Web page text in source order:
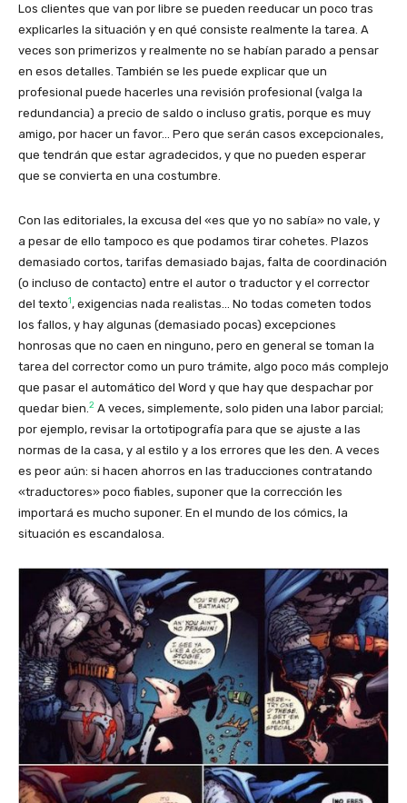
Los clientes que van por libre se pueden reeducar un poco tras
explicarles la situación y en qué consiste realmente la tarea. A
veces son primerizos y realmente no se habían parado a pensar
en esos detalles. También se les puede explicar que un
profesional puede hacerles una revisión profesional (valga la
redundancia) a precio de saldo o incluso gratis, porque es muy
amigo, por hacer un favor… Pero que serán casos excepcionales,
que tendrán que estar agradecidos, y que no pueden esperar
que se convierta en una costumbre.
Con las editoriales, la excusa del «es que yo no sabía» no vale, y
a pesar de ello tampoco es que podamos tirar cohetes. Plazos
demasiado cortos, tarifas demasiado bajas, falta de coordinación
(o incluso de contacto) entre el autor o traductor y el corrector
del texto1, exigencias nada realistas… No todas cometen todos
los fallos, y hay algunas (demasiado pocas) excepciones
honrosas que no caen en ninguno, pero en general se toman la
tarea del corrector como un puro trámite, algo poco más complejo
que pasar el automático del Word y que hay que despachar por
quedar bien. 2 A veces, simplemente, solo piden una labor parcial;
por ejemplo, revisar la ortotipografía para que se ajuste a las
normas de la casa, y al estilo y a los errores que les den. A veces
es peor aún: si hacen ahorros en las traducciones contratando
«traductores» poco fiables, suponer que la corrección les
importará es mucho suponer. En el mundo de los cómics, la
situación es escandalosa.